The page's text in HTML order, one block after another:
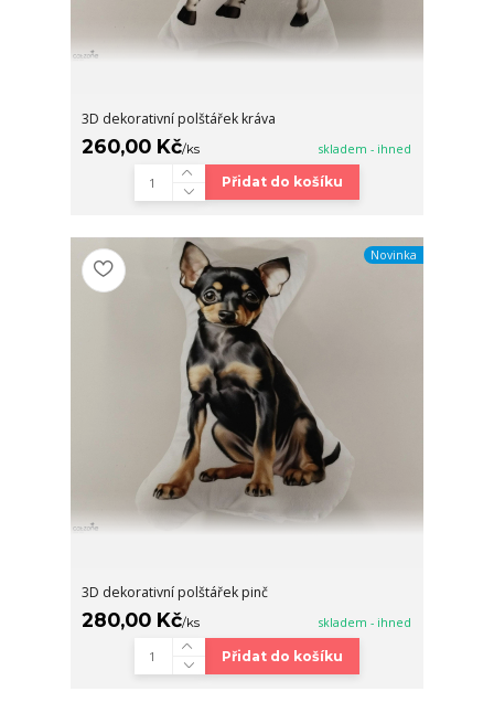
3D dekorativní polštářek kráva
260,00 Kč/ks skladem - ihned
Přidat do košíku
Novinka
3D dekorativní polštářek pinč
280,00 Kč/ks skladem - ihned
Přidat do košíku